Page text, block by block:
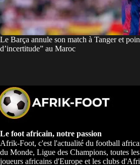
Le Barça annule son match à Tanger et
d’incertitude” au Maroc
Le foot africain, notre passion
Afrik-Foot, c'est l'actualité du football
du Monde, Ligue des Champions, toutes
joueurs africains d'Europe et les clubs